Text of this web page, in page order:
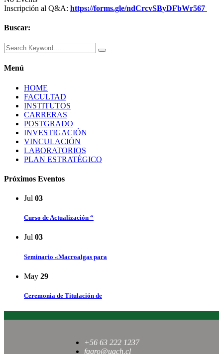
Inscripción al Q&A: https://forms.gle/ndCrcvSByDFbWr567
Buscar:
Menú
HOME
FACULTAD
INSTITUTOS
CARRERAS
POSTGRADO
INVESTIGACIÓN
VINCULACIÓN
LABORATORIOS
PLAN ESTRATÉGICO
Próximos Eventos
Jul 03
Curso de Actualización “
Jul 03
Seminario «Macroalgas para
May 29
Ceremonia de Titulación de
+56 63 222 1237
fagro@uach.cl